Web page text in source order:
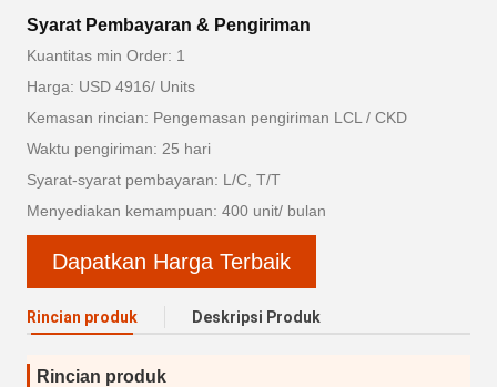
Syarat Pembayaran & Pengiriman
Kuantitas min Order: 1
Harga: USD 4916/ Units
Kemasan rincian: Pengemasan pengiriman LCL / CKD
Waktu pengiriman: 25 hari
Syarat-syarat pembayaran: L/C, T/T
Menyediakan kemampuan: 400 unit/ bulan
Dapatkan Harga Terbaik
Rincian produk Deskripsi Produk
Rincian produk